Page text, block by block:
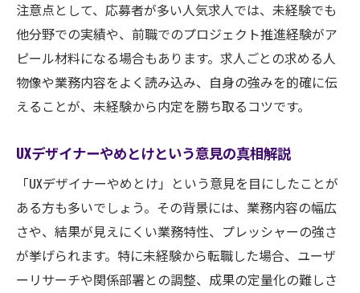
注意点として、応募者が多い人気求人では、未経験でも
他分野での実績や、前職でのプロジェクト推進経験がア
ピール材料になる場合もあります。求人ごとの求める人
物像や業務内容をよく読み込み、自身の強みを的確に伝
えることが、未経験から内定を勝ち取るコツです。
UXデザイナーやめとけという意見の真相解説
「UXデザイナーやめとけ」という意見を目にしたことが
ある方も多いでしょう。その背景には、業務内容の幅広
さや、結果が見えにくい業務特性、プレッシャーの強さ
が挙げられます。特に未経験から転職した場合、ユーザ
ーリサーチや関係部署との調整、成果の定量化の難しさ